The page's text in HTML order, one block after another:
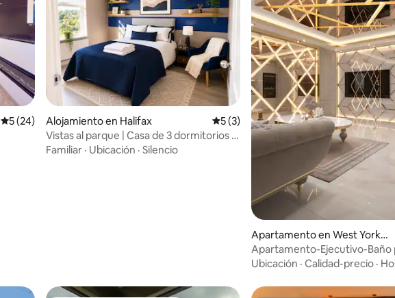
Calificación promedio: 5 de 5, 24 reseñas
5 (24)
Alojamiento en Halifax Calificación promedio: 5 de 5, 3
5 (3)
Vistas al parque | Casa de 3 dormitorios |
Estacionamiento | M62 | Wi-Fi
Familiar · Ubicación · Silencio
Apartamento en West Yorks
hire
Apartamento-Ejecutivo-Baño
con hidromasaje
Ubicación · Calidad-precio ·